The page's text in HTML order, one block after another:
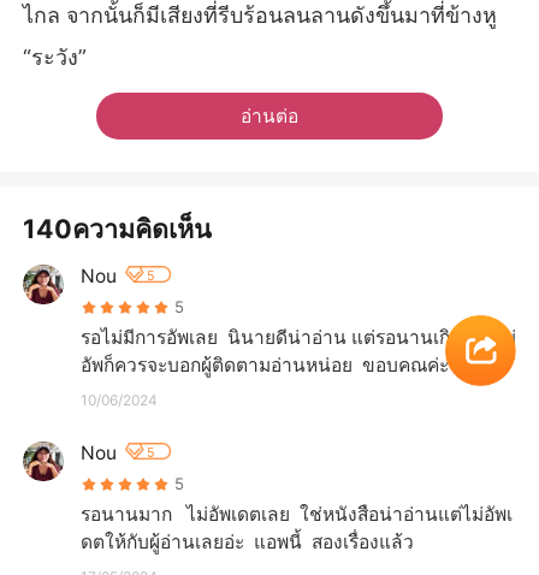
ไกล จากนั้นก็มีเสียงที่รีบร้อนลนลานดังขึ้นมาที่ข้างหู
“ระวัง”
อ่านต่อ
140ความคิดเห็น
Nou 5
5
รอไม่มีการอัพเลย  นินายดีน่าอ่าน แต่รอนานเกินไป  ไม่
อัพก็ควรจะบอกผู้ติดตามอ่านหน่อย  ขอบคณค่ะ
10/06/2024
Nou 5
5
รอนานมาก   ไม่อัพเดตเลย  ใช่หนังสือน่าอ่านแต่ไม่อัพเ
ดตให้กับผู้อ่านเลยอ่ะ  แอพนี้  สองเรื่องแล้ว